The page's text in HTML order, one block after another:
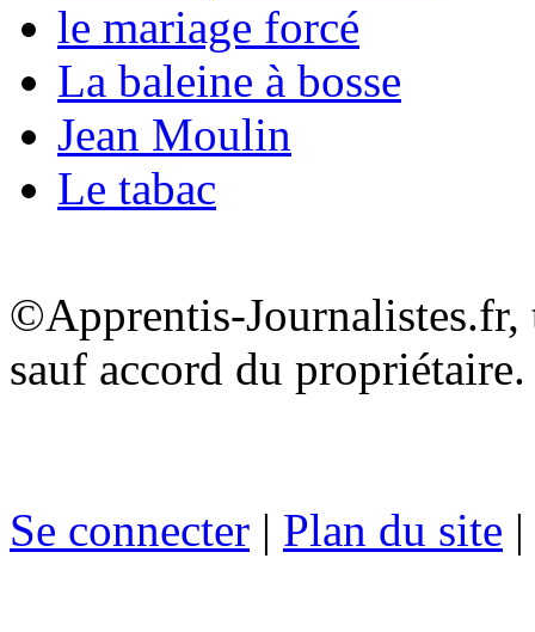
le mariage forcé
La baleine à bosse
Jean Moulin
Le tabac
©Apprentis-
sauf accord du propriétaire.
Se connecter | Plan du site |